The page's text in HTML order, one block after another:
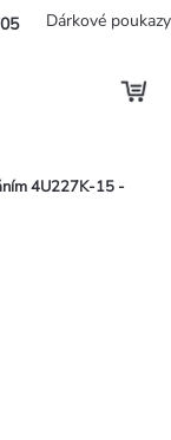
Dárkové poukazy
4U227K-15 -